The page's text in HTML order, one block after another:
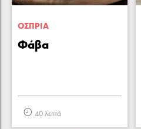
ΟΣΠΡΙΑ
Φάβα
40 λεπτά